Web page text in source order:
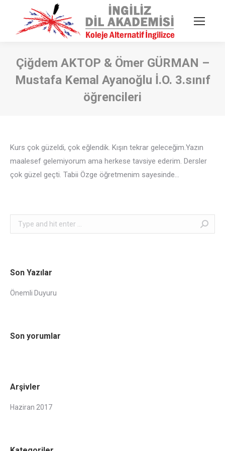
Çiğdem AKTOP & Ömer GÜRMAN –
Mustafa Kemal Ayanoğlu İ.O. 3.sınıf
öğrencileri
Kurs çok güzeldi, çok eğlendik. Kışın tekrar geleceğim.Yazın
maalesef gelemiyorum ama herkese tavsiye ederim. Dersler
çok güzel geçti. Tabii Özge öğretmenim sayesinde…
Search:
Son Yazılar
Önemli Duyuru
Son yorumlar
Arşivler
Haziran 2017